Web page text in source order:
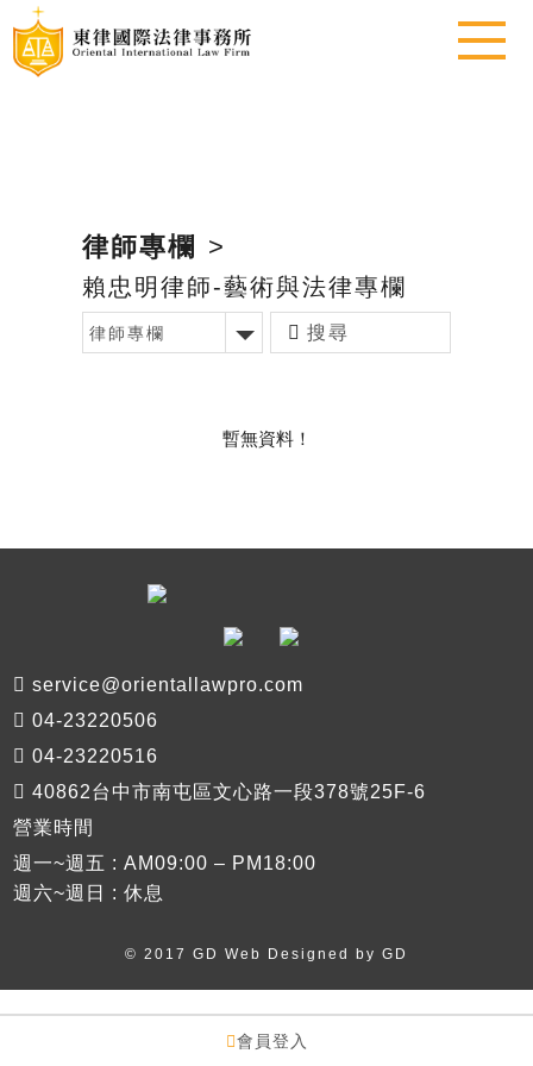
會員登入
律師專欄 >
賴忠明律師-藝術與法律專欄
律師專欄
暫無資料！
service@orientallawpro.com
04-23220506
04-23220516
40862台中市南屯區文心路一段378號25F-6
營業時間
週一~週五 : AM09:00 – PM18:00
週六~週日 : 休息
© 2017 GD Web Designed by GD